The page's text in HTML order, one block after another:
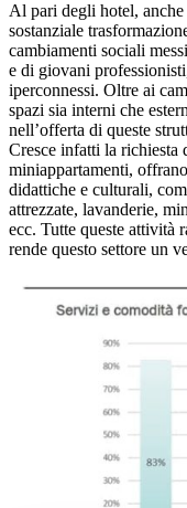
Al pari degli hotel,
sostanziale
cambiamenti sociali
e di giovani
iperconnessi. Oltre ai
spazi sia interni che
nell’offerta di queste
Cresce infatti la richiesta
miniappartamenti,
didattiche e culturali,
attrezzate, lavanderie,
ecc. Tutte queste attività
rende questo settore un